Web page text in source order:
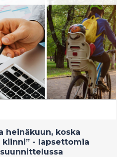
heinäkuun, koska
- lapsettomia